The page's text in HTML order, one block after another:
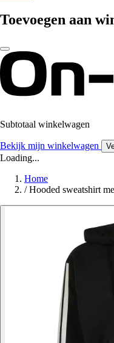
Toevoegen aan
Subtotaal winkelwagen
Bekijk mijn winkelwagen
Loading...
Home
/ Hooded sweatshirt